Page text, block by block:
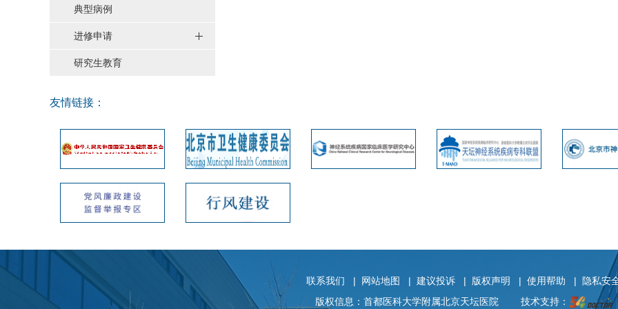
典型病例
进修申请
研究生教育
友情链接：
联系我们 | 网站地图 | 建议投诉 | 版权声明 | 使用帮助 |
隐私安
版权信息：首都医科大学附属北京天坛医院 技术支持：